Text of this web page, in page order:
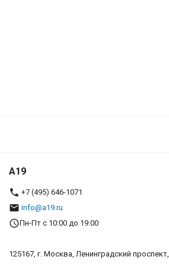
A19
+7 (495) 646-1071
info@a19.ru
Пн-Пт с 10:00 до 19:00
125167, г. Москва, Ленинградский проспект,